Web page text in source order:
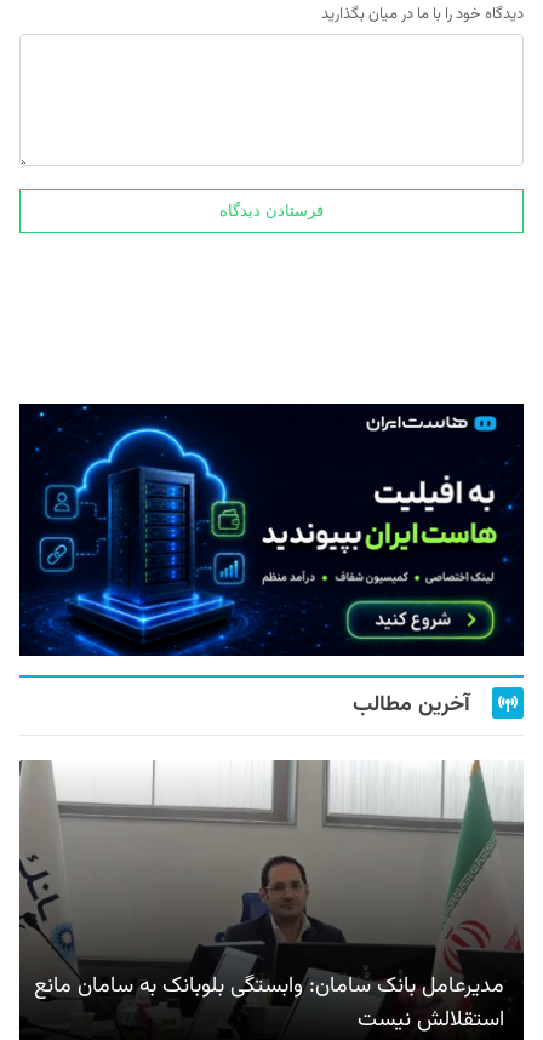
دیدگاه خود را با ما در میان بگذارید
آخرین مطالب
مدیرعامل بانک سامان: وابستگی بلوبانک به سامان مانع
استقلالش نیست